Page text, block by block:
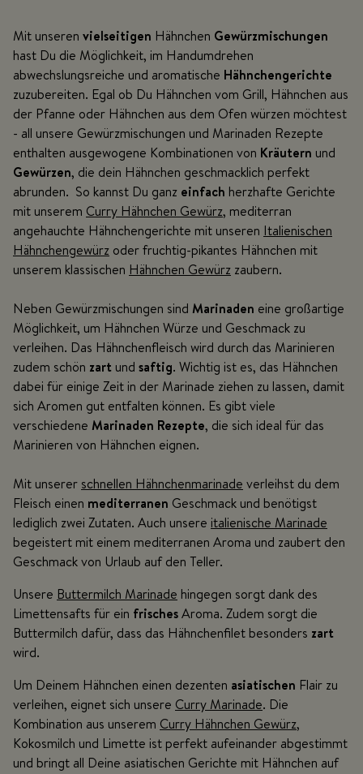
Mit unseren vielseitigen Hähnchen Gewürzmischungen
hast Du die Möglichkeit, im Handumdrehen
abwechslungsreiche und aromatische Hähnchengerichte
zuzubereiten. Egal ob Du Hähnchen vom Grill, Hähnchen aus
der Pfanne oder Hähnchen aus dem Ofen würzen möchtest
- all unsere Gewürzmischungen und Marinaden Rezepte
enthalten ausgewogene Kombinationen von Kräutern und
Gewürzen, die dein Hähnchen geschmacklich perfekt
abrunden. So kannst Du ganz einfach herzhafte Gerichte
mit unserem Curry Hähnchen Gewürz, mediterran
angehauchte Hähnchengerichte mit unseren Italienischen
Hähnchengewürz oder fruchtig-pikantes Hähnchen mit
unserem klassischen Hähnchen Gewürz zaubern.
Neben Gewürzmischungen sind Marinaden eine großartige
Möglichkeit, um Hähnchen Würze und Geschmack zu
verleihen. Das Hähnchenfleisch wird durch das Marinieren
zudem schön zart und saftig. Wichtig ist es, das Hähnchen
dabei für einige Zeit in der Marinade ziehen zu lassen, damit
sich Aromen gut entfalten können. Es gibt viele
verschiedene Marinaden Rezepte, die sich ideal für das
Marinieren von Hähnchen eignen.
Mit unserer schnellen Hähnchenmarinade verleihst du dem
Fleisch einen mediterranen Geschmack und benötigst
lediglich zwei Zutaten. Auch unsere italienische Marinade
begeistert mit einem mediterranen Aroma und zaubert den
Geschmack von Urlaub auf den Teller.
Unsere Buttermilch Marinade hingegen sorgt dank des
Limettensafts für ein frischesAroma. Zudem sorgt die
Buttermilch dafür, dass das Hähnchenfilet besonders zart
wird.
Um Deinem Hähnchen einen dezenten asiatischen Flair zu
verleihen, eignet sich unsere Curry Marinade. Die
Kombination aus unserem Curry Hähnchen Gewürz,
Kokosmilch und Limette ist perfekt aufeinander abgestimmt
und bringt all Deine asiatischen Gerichte mit Hähnchen auf